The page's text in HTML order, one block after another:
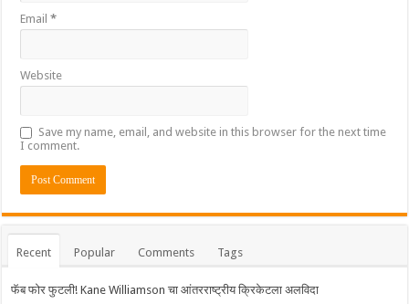
Email*
Website
Save my name, email, and website in this browser for the next time
I comment.
Recent Popular Comments Tags
फॅब फोर फुटली! Kane Williamson चा आंतरराष्ट्रीय क्रिकेटला अलविदा